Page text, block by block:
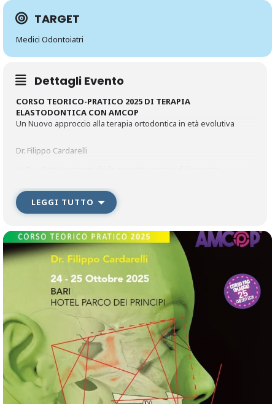
TARGET
Medici Odontoiatri
Dettagli Evento
CORSO TEORICO-PRATICO 2025 DI TERAPIA
ELASTODONTICA CON AMCOP
Un Nuovo approccio alla terapia ortodontica in età evolutiva
Dr. Filippo Cardarelli
evoluzione. Tale interrelazione è il risultato di un complesso
processo dinamico che si esplica dall’infanzia all’età adulta
mediante fisiologici cambiamenti, maggiormente evidenti in
alla modalità di crescita delle strutture scheletriche, alle
influenze ambientali e al processo di formazione ed eruzione
degli elementi dentali.
Dalle evidenze scientifiche e cliniche oggi sappiamo che
l’equilibrio muscolo­-scheletrico dell’apparato stomatognatico
condiziona anche l’equilibrio muscoloscheletrico dell’intero
corpo del paziente, in altre parole i disturbi funzionali
dell’occlusione, dell’articolazione temporo­mandibolare e dei
muscoli masticatori possono provocare disfunzioni in distretti
diversi dell’organismo, lontani dalla bocca come la testa, la zona
cervicale, la schiena, il bacino, gli arti inferiori e il piede.
LEGGI TUTTO